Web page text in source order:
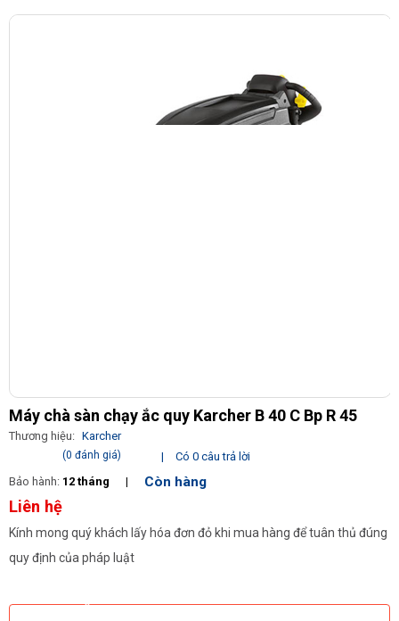
Máy chà sàn chạy ắc quy Karcher B 40 C Bp R 45
Thương hiệu: Karcher
(0 đánh giá) |
Có 0 câu trả lời
Bảo hành: 12 tháng | Còn hàng
Liên hệ
Kính mong quý khách lấy hóa đơn đỏ khi mua hàng để tuân thủ đúng
quy định của pháp luật
KHUYẾN MÃI